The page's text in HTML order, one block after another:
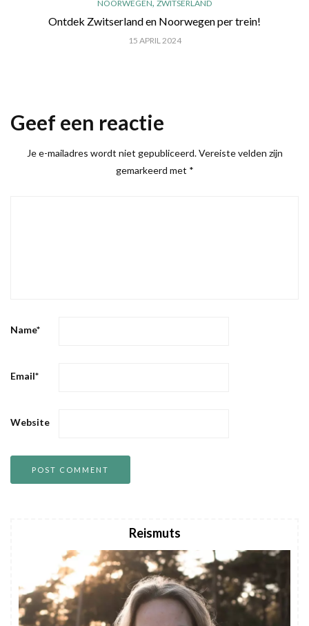
NOORWEGEN ZWITSERLAND
Ontdek Zwitserland en Noorwegen per trein!
15 APRIL 2024
Geef een reactie
Je e-mailadres wordt niet gepubliceerd. Vereiste velden zijn
gemarkeerd met *
Name*
Email*
Website
Reismuts